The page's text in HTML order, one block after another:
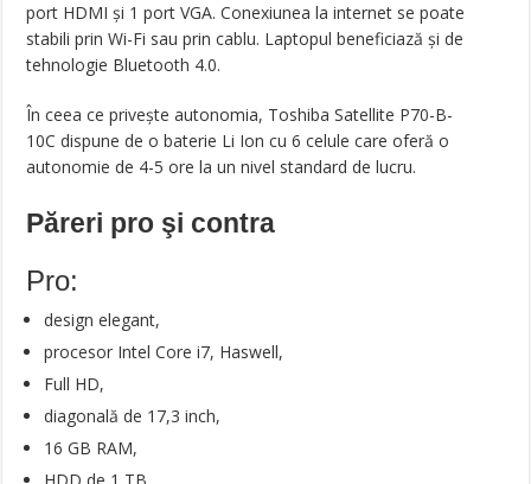
port HDMI și 1 port VGA. Conexiunea la internet se poate
stabili prin Wi-Fi sau prin cablu. Laptopul beneficiază și de
tehnologie Bluetooth 4.0.
În ceea ce privește autonomia, Toshiba Satellite P70-B-
10C dispune de o baterie Li Ion cu 6 celule care oferă o
autonomie de 4-5 ore la un nivel standard de lucru.
Păreri pro şi contra
Pro:
design elegant,
procesor Intel Core i7, Haswell,
Full HD,
diagonală de 17,3 inch,
16 GB RAM,